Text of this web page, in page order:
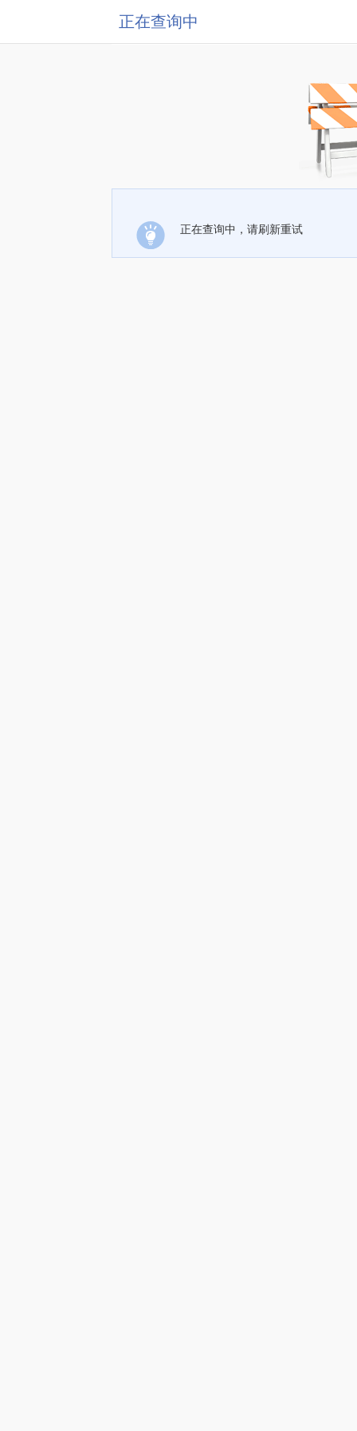
正在查询中
正在查询中，请刷新重试